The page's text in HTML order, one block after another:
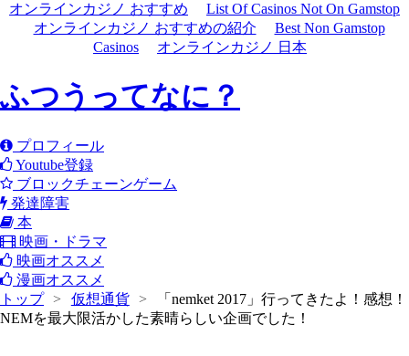
オンラインカジノ おすすめ
List Of Casinos Not On Gamstop
オンラインカジノ おすすめの紹介
Best Non Gamstop
Casinos
オンラインカジノ 日本
ふつうってなに？
プロフィール
Youtube登録
ブロックチェーンゲーム
発達障害
本
映画・ドラマ
映画オススメ
漫画オススメ
トップ
> 仮想通貨 >
「nemket 2017」行ってきたよ！感想！
NEMを最大限活かした素晴らしい企画でした！